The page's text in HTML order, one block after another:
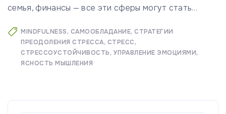
семья, финансы — все эти сферы могут стать…
MINDFULNESS САМООБЛАДАНИЕ СТРАТЕГИИ
ПРЕОДОЛЕНИЯ СТРЕССА СТРЕСС
СТРЕССОУСТОЙЧИВОСТЬ УПРАВЛЕНИЕ ЭМОЦИЯМИ
ЯСНОСТЬ МЫШЛЕНИЯ